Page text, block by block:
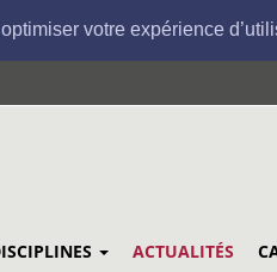
votre expérience
ACTUALITÉS